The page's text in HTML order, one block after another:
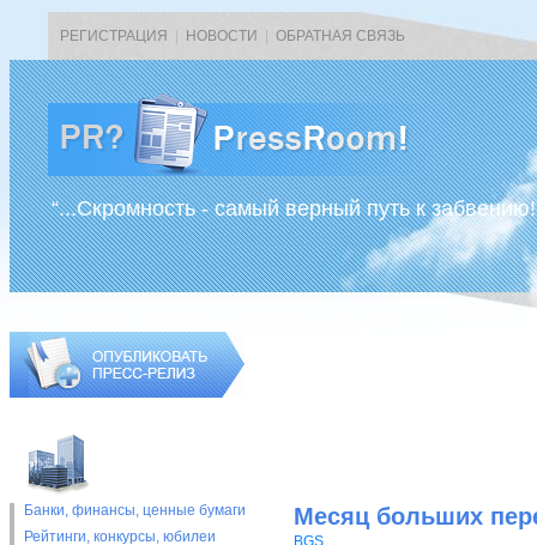
РЕГИСТРАЦИЯ НОВОСТИ ОБРАТНАЯ СВЯЗЬ
“...Скромность - самый верный путь к
Банки, финансы, ценные бумаги
Рейтинги, конкурсы, юбилеи
Месяц больших
BGS